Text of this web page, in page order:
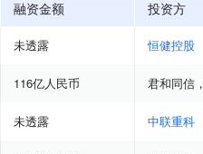
融资金额 投资方
未透露 恒健控股
116亿人民币 君和同信 ，
未透露 中联重科